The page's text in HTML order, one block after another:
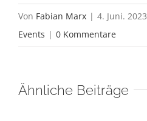
Von Fabian Marx | 4. Juni. 2023
Events | 0 Kommentare
Ähnliche Beiträge